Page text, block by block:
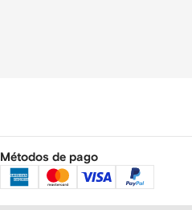
Métodos de pago